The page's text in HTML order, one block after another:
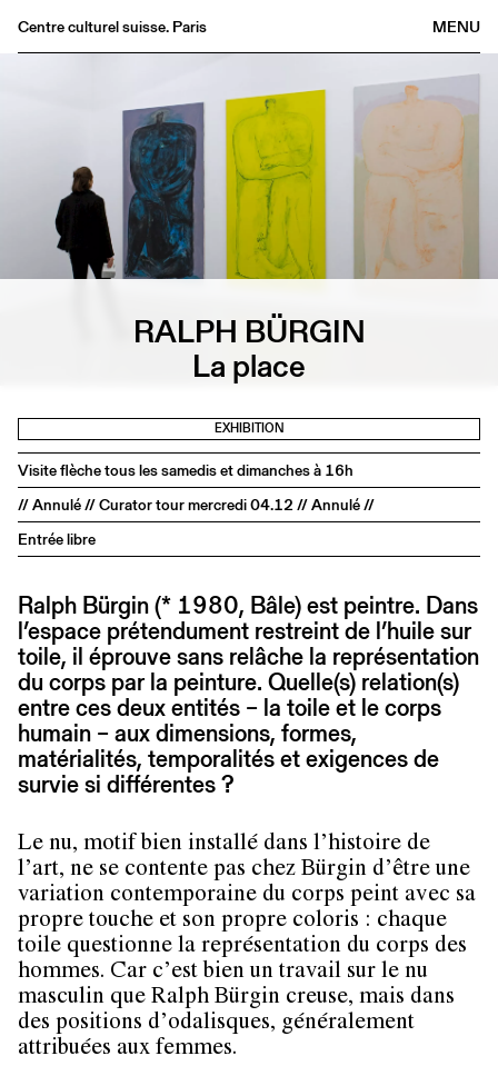
MENU
Centre culturel suisse. Paris
Archives
Medias
Publications
About
RALPH BÜRGIN
La place
EXHIBITION
Visite flèche tous les samedis et dimanches à 16h
// Annulé // Curator tour mercredi 04.12 // Annulé //
Entrée libre
Ralph Bürgin (* 1980, Bâle) est peintre. Dans
l’espace prétendument restreint de l’huile sur
toile, il éprouve sans relâche la représentation
du corps par la peinture. Quelle(s) relation(s)
entre ces deux entités – la toile et le corps
humain – aux dimensions, formes,
matérialités, temporalités et exigences de
survie si différentes ?
Le nu, motif bien installé dans l’histoire de
l’art, ne se contente pas chez Bürgin d’être une
variation contemporaine du corps peint avec sa
propre touche et son propre coloris : chaque
toile questionne la représentation du corps des
hommes. Car c’est bien un travail sur le nu
masculin que Ralph Bürgin creuse, mais dans
des positions d’odalisques, généralement
attribuées aux femmes.